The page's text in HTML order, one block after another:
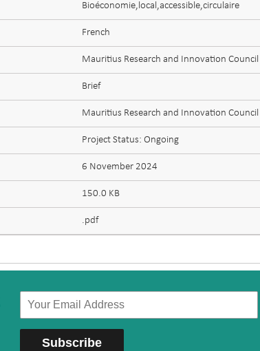
Bioéconomie,local,accessible,circulaire
French
Mauritius Research and Innovation Council
Brief
Mauritius Research and Innovation Council
Project Status: Ongoing
6 November 2024
150.0 KB
.pdf